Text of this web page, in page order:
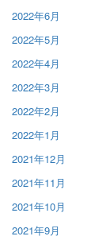
2022年6月
2022年5月
2022年4月
2022年3月
2022年2月
2022年1月
2021年12月
2021年11月
2021年10月
2021年9月